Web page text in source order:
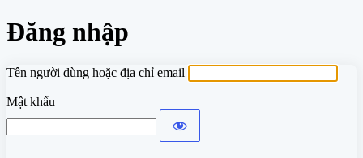
Đăng nhập
Tên người dùng hoặc địa chỉ email
Mật khẩu